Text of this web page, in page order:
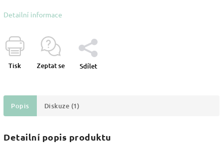
Detailní informace
Tisk Zeptat se Sdílet
Popis Diskuze (1)
Detailní popis produktu